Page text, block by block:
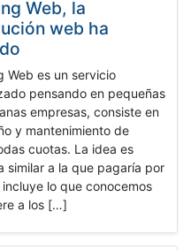
Web, la
web ha
Web es un servicio
pensando en pequeñas
empresas, consiste en
y mantenimiento de
cuotas. La idea es
similar a la que pagaría por
lo que conocemos
a los […]